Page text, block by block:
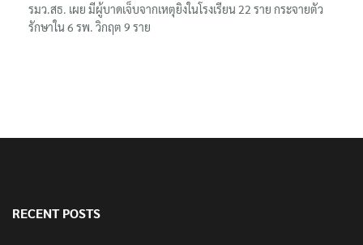
รมว.สธ. เผย มีผู้บาดเจ็บจากเหตุยิงในโรงเรียน 22 ราย กระจายตัว
รักษาใน 6 รพ. วิกฤต 9 ราย
RECENT POSTS